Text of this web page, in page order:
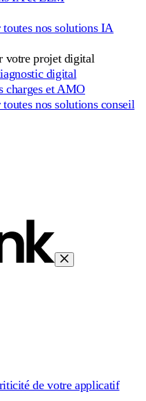
nos solutions IA
votre projet digital
digital
charges et AMO
nos solutions conseil
de votre applicatif